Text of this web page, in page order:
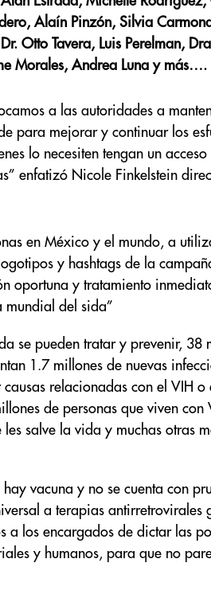
Alaín Pinzón, Silvia
Otto Tavera, Luis Perelman,
Morales, Andrea Luna y más….
a las autoridades a
para mejorar y continuar los
lo necesiten tengan un
enfatizó Nicole Finkelstein
en México y el mundo, a
y hashtags de la
oportuna y tratamiento
del sida”
se pueden tratar y prevenir, 38
1.7 millones de nuevas
relacionadas con el VIH
de personas que viven con
salve la vida y muchas otras
vacuna y no se cuenta con
a terapias antirretrovirales
a los encargados de dictar las
y humanos, para que no